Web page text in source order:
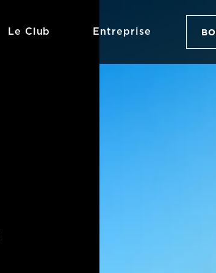
Le Club Entreprise